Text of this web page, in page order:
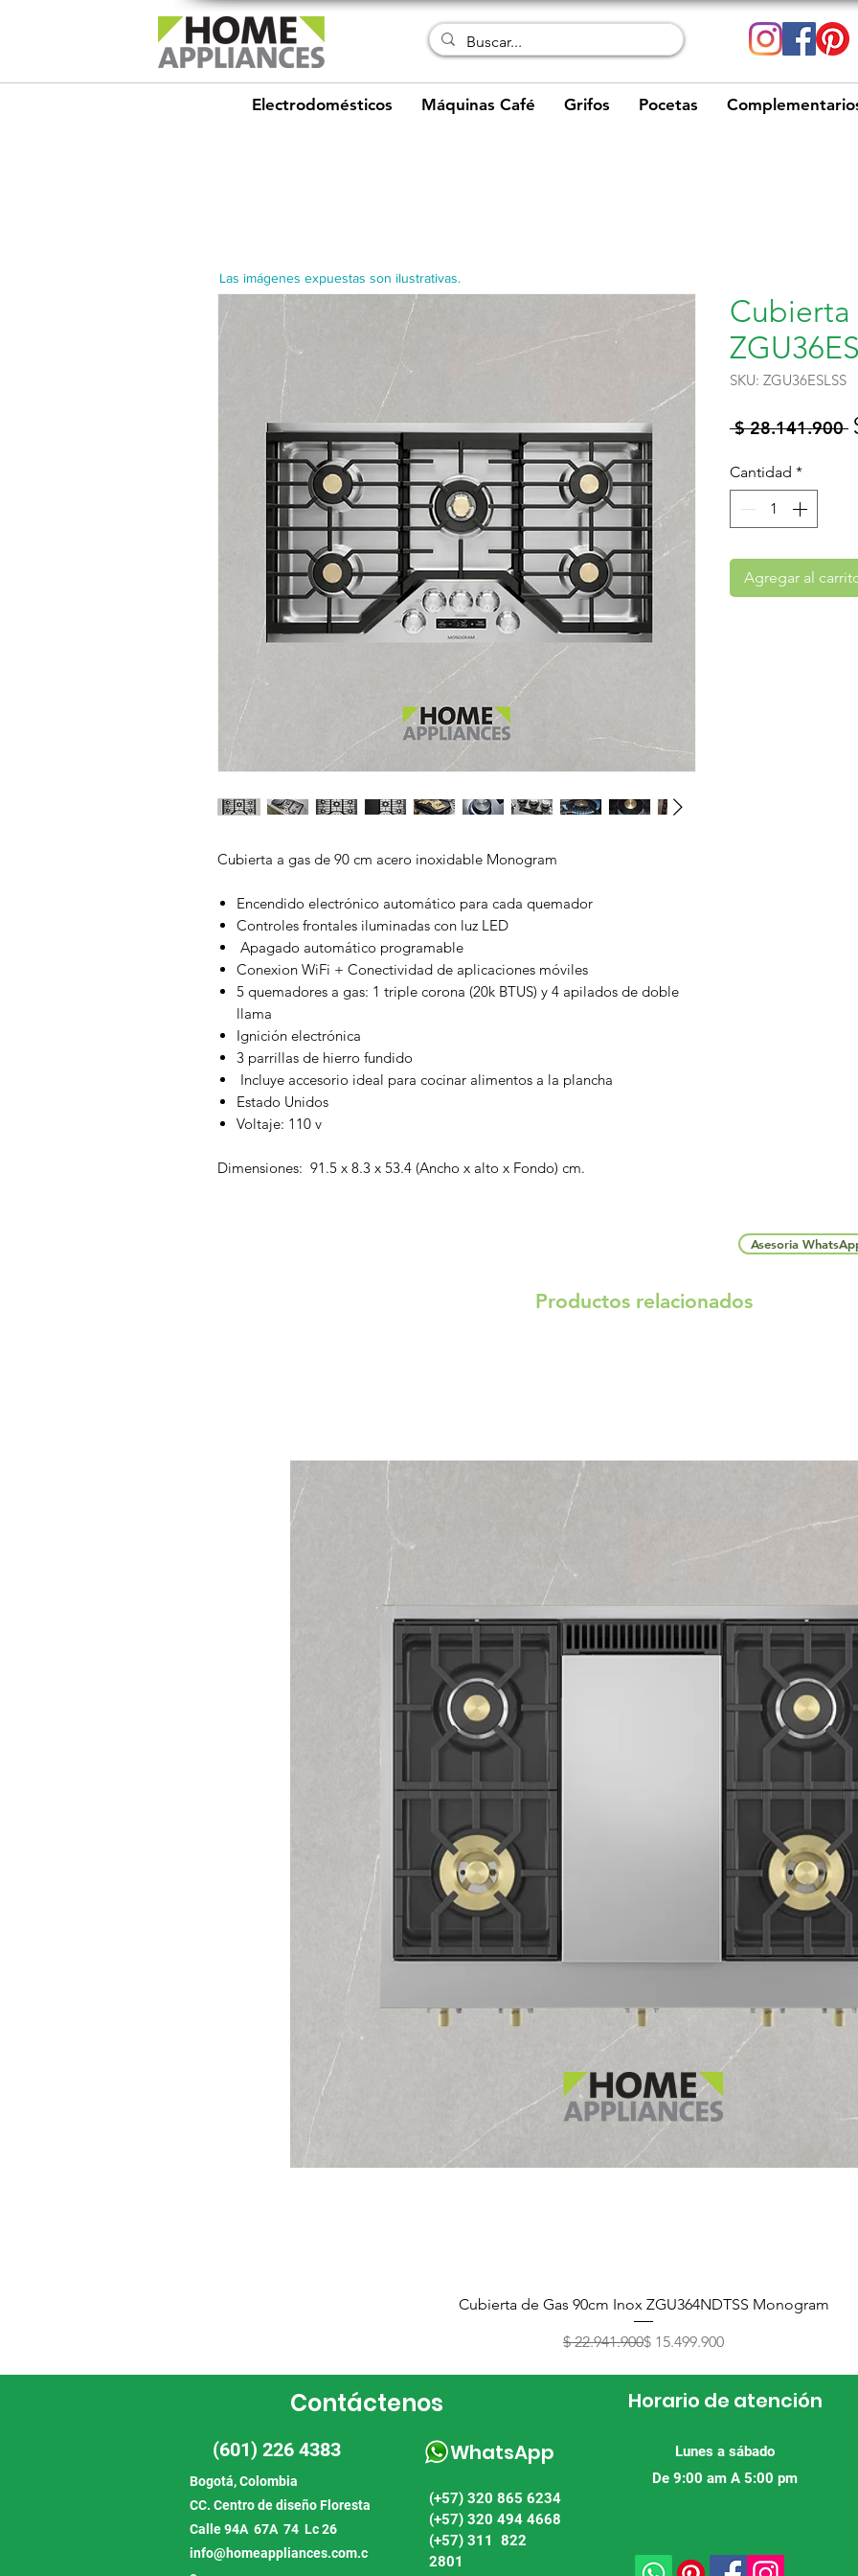
Electrodomésticos Máquinas Café Grifos Pocetas
Cubierta a gas de 90 cm acero inoxidable Monogram
Encendido electrónico automático para cada quemador
Controles frontales iluminadas con luz LED
Apagado automático programable
Conexion WiFi + Conectividad de aplicaciones móviles
5 quemadores a gas: 1 triple corona (20k BTUS) y 4 apilados de doble
llama
Ignición electrónica
3 parrillas de hierro fundido
Incluye accesorio ideal para cocinar alimentos a la plancha
Estado Unidos
Voltaje: 110 v
Dimensiones: 91.5 x 8.3 x 53.4 (Ancho x alto x Fondo) cm.
Cubierta
SKU: ZGU36ESLSS
$ 28.141.900
Cantidad *
Agregar al
Las imágenes expuestas son ilustrativas.
Asesoria
Productos relacionados
Vista rápida
Cubierta de Gas 90cm Inox ZGU364NDTSS Monogram
Precio
$ 22.941.900Precio de oferta
$ 15.499.900
Contáctenos
(601) 226 4383
Bogotá, Colombia
CC. Centro de diseño Floresta
Calle 94A 67A 74 Lc 26
info@homeappliances.com.c
WhatsApp
(+57) 320 865 6234
(+57) 320 494 4668
(+57) 311 822
2801
Horario de atención
Lunes a sábado
De 9:00 am A 5:00 pm